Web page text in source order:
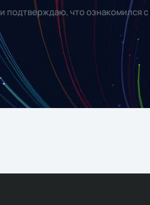
и подтверждаю, что ознакомился с